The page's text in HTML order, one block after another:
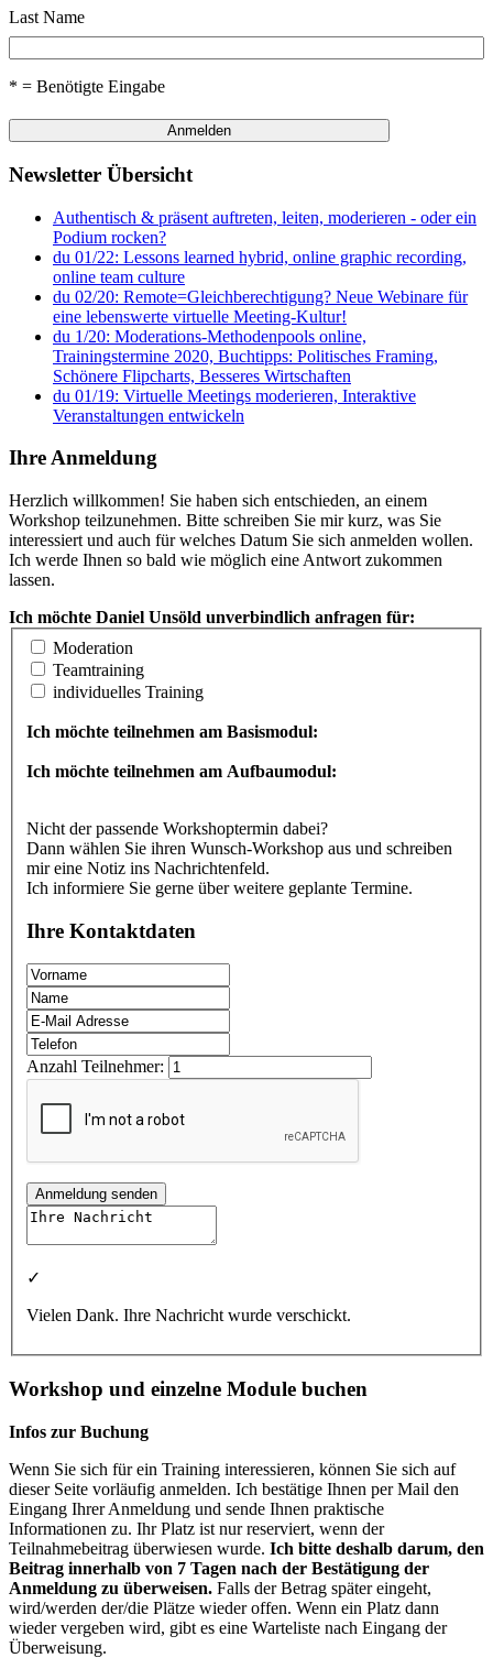
Last Name
* = Benötigte Eingabe
Newsletter Übersicht
Authentisch & präsent auftreten, leiten, moderieren - oder ein
Podium rocken?
du 01/22: Lessons learned hybrid, online graphic recording,
online team culture
du 02/20: Remote=Gleichberechtigung? Neue Webinare für
eine lebenswerte virtuelle Meeting-Kultur!
du 1/20: Moderations-Methodenpools online,
Trainingstermine 2020, Buchtipps: Politisches Framing,
Schönere Flipcharts, Besseres Wirtschaften
du 01/19: Virtuelle Meetings moderieren, Interaktive
Veranstaltungen entwickeln
Ihre Anmeldung
Herzlich willkommen! Sie haben sich entschieden, an einem
Workshop teilzunehmen. Bitte schreiben Sie mir kurz, was Sie
interessiert und auch für welches Datum Sie sich anmelden wollen.
Ich werde Ihnen so bald wie möglich eine Antwort zukommen
lassen.
Ich möchte Daniel Unsöld unverbindlich anfragen für:
Moderation
Teamtraining
individuelles Training
Ich möchte teilnehmen am Basismodul:
Ich möchte teilnehmen am Aufbaumodul:
Nicht der passende Workshoptermin dabei?
Dann wählen Sie ihren Wunsch-Workshop aus und schreiben
mir eine Notiz ins Nachrichtenfeld.
Ich informiere Sie gerne über weitere geplante Termine.
Ihre Kontaktdaten
Anzahl Teilnehmer:
Anmeldung senden
✓
Vielen Dank. Ihre Nachricht wurde verschickt.
Workshop und einzelne Module buchen
Infos zur Buchung
Wenn Sie sich für ein Training interessieren, können Sie sich auf
dieser Seite vorläufig anmelden. Ich bestätige Ihnen per Mail den
Eingang Ihrer Anmeldung und sende Ihnen praktische
Informationen zu. Ihr Platz ist nur reserviert, wenn der
Teilnahmebeitrag überwiesen wurde. Ich bitte deshalb darum, den
Beitrag innerhalb von 7 Tagen nach der Bestätigung der
Anmeldung zu überweisen. Falls der Betrag später eingeht,
wird/werden der/die Plätze wieder offen. Wenn ein Platz dann
wieder vergeben wird, gibt es eine Warteliste nach Eingang der
Überweisung.